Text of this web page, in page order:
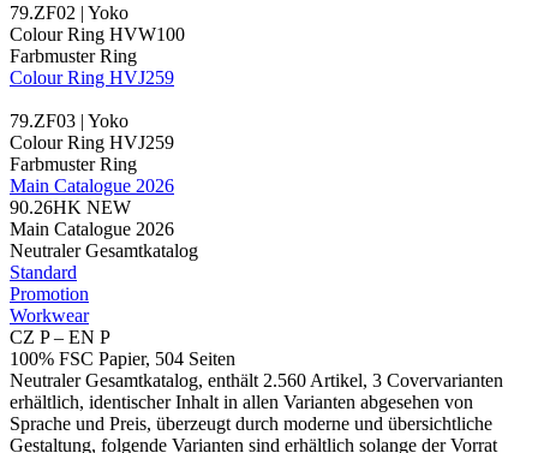
79.ZF02 | Yoko
Colour Ring HVW100
Farbmuster Ring
Colour Ring HVJ259
79.ZF03 | Yoko
Colour Ring HVJ259
Farbmuster Ring
Main Catalogue 2026
90.26HK NEW
Main Catalogue 2026
Neutraler Gesamtkatalog
Standard
Promotion
Workwear
CZ P – EN P
100% FSC Papier, 504 Seiten
Neutraler Gesamtkatalog, enthält 2.560 Artikel, 3 Covervarianten
erhältlich, identischer Inhalt in allen Varianten abgesehen von
Sprache und Preis, überzeugt durch moderne und übersichtliche
Gestaltung, folgende Varianten sind erhältlich solange der Vorrat